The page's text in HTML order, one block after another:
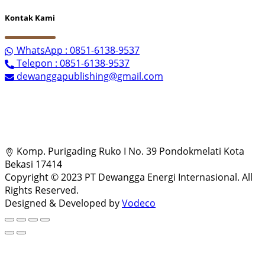
Kontak Kami
WhatsApp : 0851-6138-9537
Telepon : 0851-6138-9537
dewanggapublishing@gmail.com
Komp. Purigading Ruko I No. 39 Pondokmelati Kota
Bekasi 17414
Copyright © 2023 PT Dewangga Energi Internasional. All
Rights Reserved.
Designed & Developed byVodeco